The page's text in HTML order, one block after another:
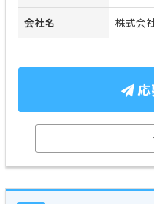
会社名 株式会